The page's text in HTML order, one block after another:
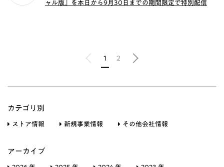
ャル版』を本日から9月30日までの期間限定で特別配信
1 2
カテゴリ別
ストア情報 新規事業情報 その他会社情報
アーカイブ